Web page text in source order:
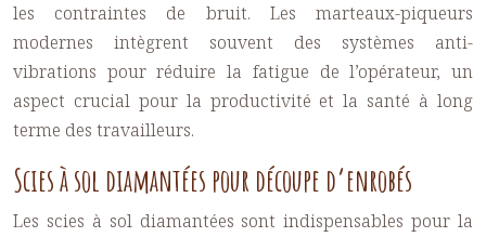
les contraintes de bruit. Les marteaux-piqueurs
modernes intègrent souvent des systèmes anti-
vibrations pour réduire la fatigue de l’opérateur, un
aspect crucial pour la productivité et la santé à long
terme des travailleurs.
Scies à sol diamantées pour découpe d’enrobés
Les scies à sol diamantées sont indispensables pour la